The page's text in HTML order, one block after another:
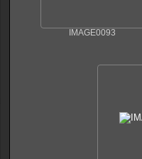
IMAGE0093